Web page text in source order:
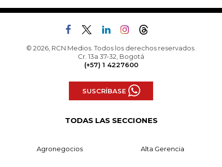
© 2026, RCN Medios. Todos los derechos reservados.
Cr. 13a 37-32, Bogotá
(+57) 1 4227600
SUSCRÍBASE
TODAS LAS SECCIONES
Agronegocios Alta Gerencia